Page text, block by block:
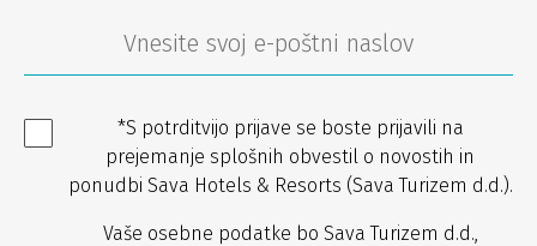
*S potrditvijo prijave se boste prijavili na
prejemanje splošnih obvestil o novostih in
ponudbi Sava Hotels & Resorts (Sava Turizem d.d.).
Vaše osebne podatke bo Sava Turizem d.d.,